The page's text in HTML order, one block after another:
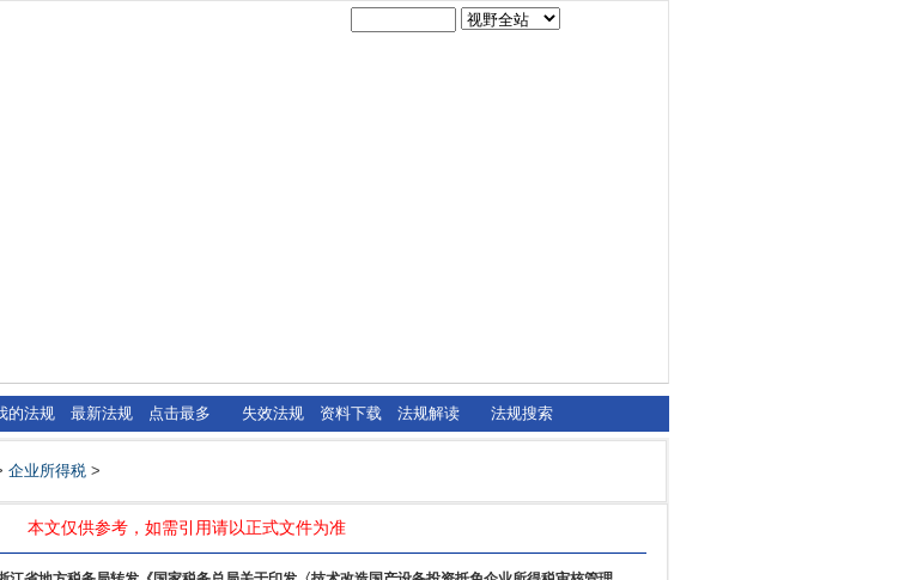
的法规 最新法规 点击最多 失效法规 资料下载 法规解读 法规搜索
企业所得税 >
本文仅供参考，如需引用请以正式文件为准